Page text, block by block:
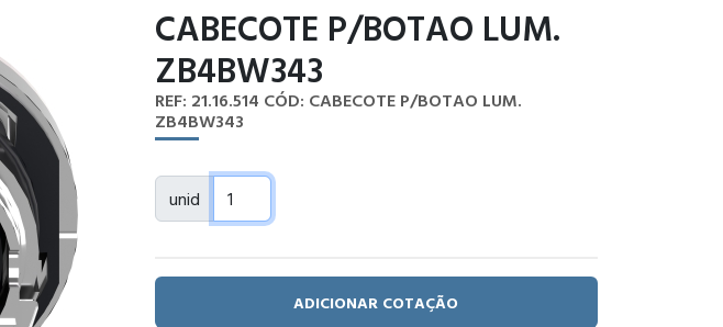
CABECOTE P/BOTAO LUM.
ZB4BW343
REF: 21.16.514 CÓD: CABECOTE P/BOTAO LUM.
ZB4BW343
unid
ADICIONAR COTAÇÃO